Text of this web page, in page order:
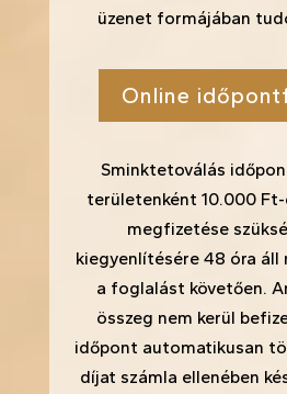
üzenet formájában
Online
Sminktetoválás
területenként 10.000
megfizetése
kiegyenlítésére 48 óra áll
a foglalást követően.
összeg nem kerül
időpont automatikusan
díjat számla ellenében